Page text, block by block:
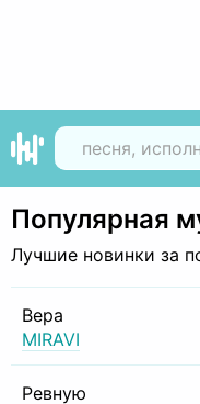
Популярная
Лучшие новинки за
Вера
MIRAVI
Ревную